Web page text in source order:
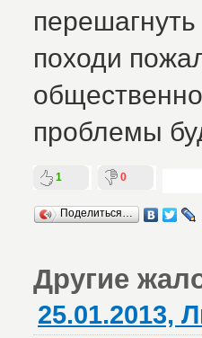
походи
проблемы
1 0
Поделиться…
Другие
25.01.2013,